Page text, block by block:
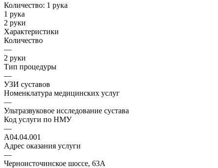
Количество: 1 рука
1 рука
2 руки
Характеристики
Количество
—
2 руки
Тип процедуры
—
УЗИ суставов
Номенклатура медицинских услуг
—
Ультразвуковое исследование сустава
Код услуги по НМУ
—
A04.04.001
Адрес оказания услуги
—
Черноисточинское шоссе, 63А